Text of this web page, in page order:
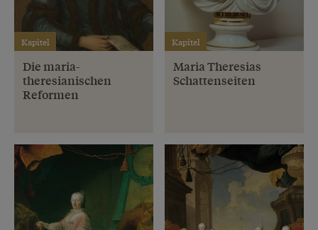
Kapitel
Die maria-
theresianischen
Reformen
Kapitel
Maria Theresias
Schattenseiten